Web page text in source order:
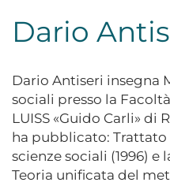
Dario
Dario Antiseri insegna
sociali presso la
LUISS «Guido Carli» di
ha pubblicato:
scienze sociali (1996) e
Teoria unificata del